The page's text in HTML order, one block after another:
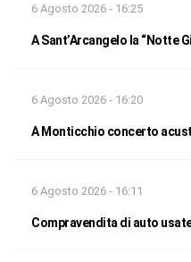
6 Agosto 2026 - 16:25
A Sant’Arcangelo la “Notte
6 Agosto 2026 - 16:20
A Monticchio concerto
6 Agosto 2026 - 16:11
Compravendita di auto